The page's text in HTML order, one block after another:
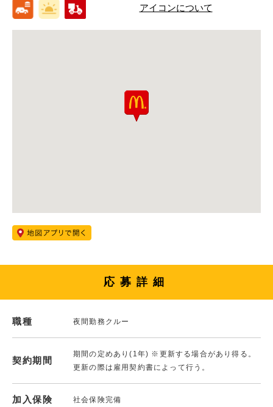
アイコンについて
応募詳細
職種 夜間勤務クルー
契約期間
期間の定めあり(1年) ※更新する場合があり得る。
更新の際は雇用契約書によって行う。
加入保険 社会保険完備